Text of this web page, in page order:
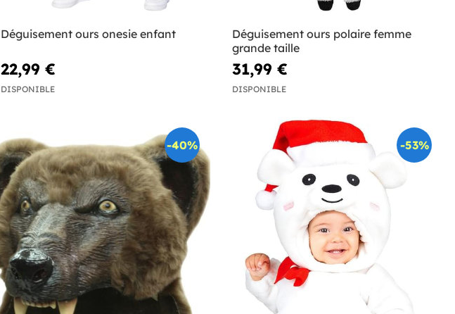
Déguisement ours onesie enfant
22,99 €
DISPONIBLE
Déguisement ours polaire femme
grande taille
31,99 €
DISPONIBLE
-40% -53%